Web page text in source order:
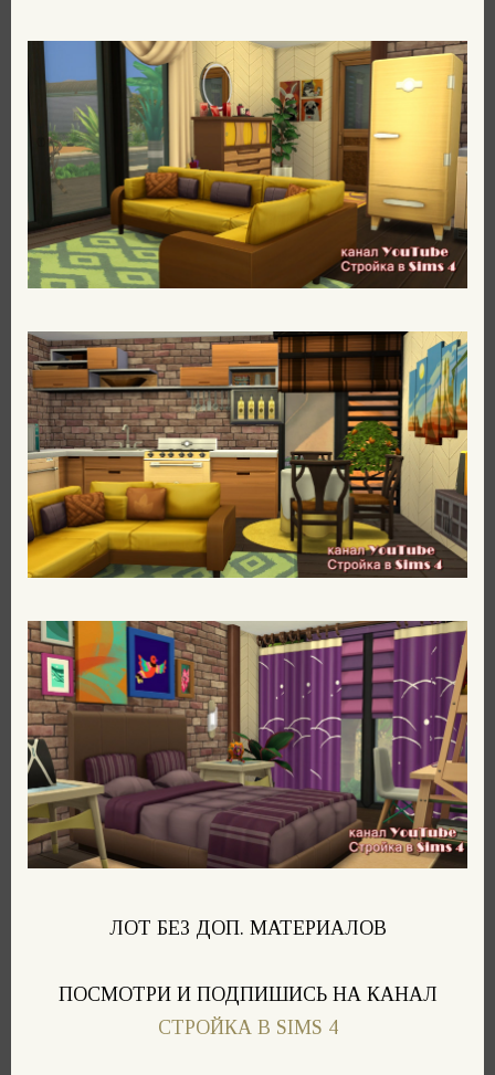
ЛОТ БЕЗ ДОП. МАТЕРИАЛОВ
ПОСМОТРИ И ПОДПИШИСЬ НА КАНАЛ
СТРОЙКА В SIMS 4